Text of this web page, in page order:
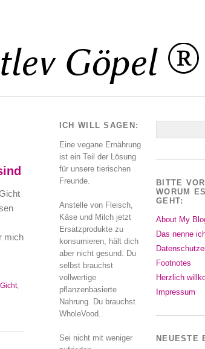
mich
Gicht,
ICH WILL SAGEN:
Eine vegane Ernährung
ist ein Teil der Lösung
für unsere tierischen
Freunde.
Anstelle von Fleisch,
Käse und Milch jetzt
Ersatzprodukte zu
konsumieren, hält dich
aber nicht gesund. Du
selbst brauchst
vollwertige
pflanzenbasierte
Nahrung. Du brauchst
WholeVood.
Sei nicht mit weniger
BITTE
WORUM
GEHT:
About My
Das nenne
Footnotes
Herzlich
Impressum
NEUESTE